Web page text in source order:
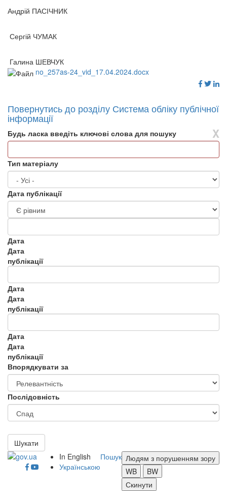
Андрій ПАСІЧНИК
Сергій ЧУМАК
Галина ШЕВЧУК
no_257as-24_vid_17.04.2024.docx
Повернутись до розділу Система обліку публічної
інформації
X
Будь ласка введіть ключові слова для пошуку
Тип матеріалу
Дата публікації
Дата
Дата
публікації
Дата
Дата
публікації
Дата
Дата
публікації
Впорядкувати за
Послідовність
Шукати
Людям з порушенням зору
WB
BW
Скинути
Пошук
In English
Українською